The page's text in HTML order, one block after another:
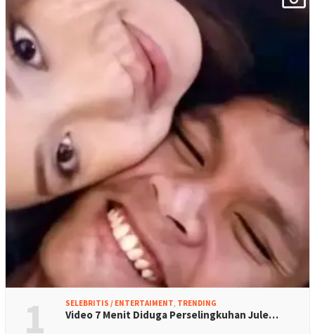
1 SELEBRITIS / ENTERTAIMENT, TRENDING
Video 7 Menit Diduga Perselingkuhan Jule…